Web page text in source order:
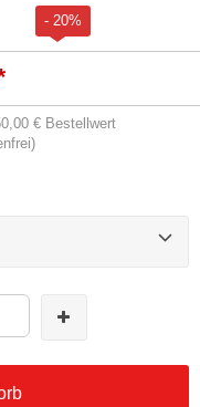
- 20%
€ Bestellwert